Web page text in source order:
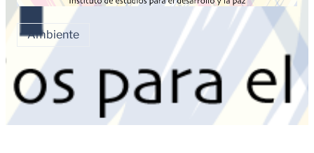
Ambiente